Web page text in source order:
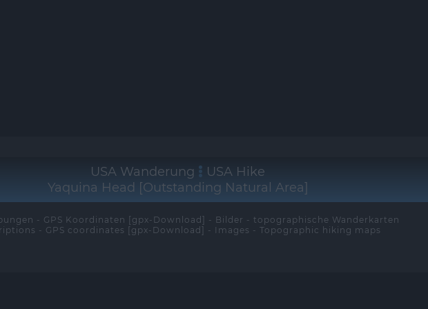
USA Wanderung
USA Hike
Yaquina Head [Outstanding Natural Area]
- GPS Koordinaten [gpx-Download] - Bilder - topographische Wanderkarten
- GPS coordinates [gpx-Download] - Images - Topographic hiking maps